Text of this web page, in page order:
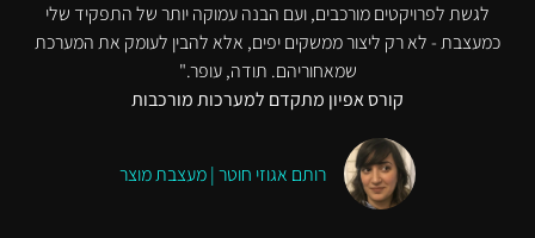
לגשת לפרויקטים מורכבים, ועם הבנה עמוקה יותר של התפקיד שלי
כמעצבת - לא רק ליצור ממשקים יפים, אלא להבין לעומק את המערכת
שמאחוריהם. תודה, עופר."
קורס אפיון מתקדם למערכות מורכבות
רותם אגוזי חוטר | מעצבת מוצר